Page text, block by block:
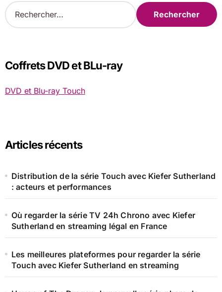
R
e
r
c
e
Coffrets DVD et BLu-ray
DVD et Blu-ray Touch
Articles récents
Distribution de la série Touch avec Kiefer Sutherland
: acteurs et performances
Où regarder la série TV 24h Chrono avec Kiefer
Sutherland en streaming légal en France
Les meilleures plateformes pour regarder la série
Touch avec Kiefer Sutherland en streaming